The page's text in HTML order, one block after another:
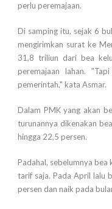
perlu peremajaan.
Di samping itu, sejak 6
mengirimkan surat ke
31,8 triliun dari bea
peremajaan lahan.
pemerintah," kata Asmar.
Dalam PMK yang akan
turunannya dikenakan
hingga 22,5 persen.
Padahal, sebelumnya
tarif saja. Pada April lalu
persen dan naik pada